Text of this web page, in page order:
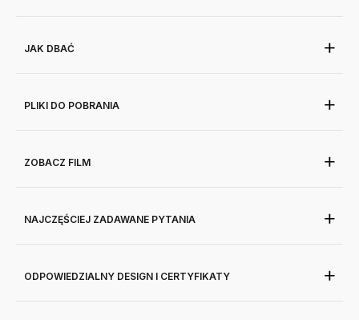
JAK DBAĆ
PLIKI DO POBRANIA
ZOBACZ FILM
NAJCZĘŚCIEJ ZADAWANE PYTANIA
ODPOWIEDZIALNY DESIGN I CERTYFIKATY